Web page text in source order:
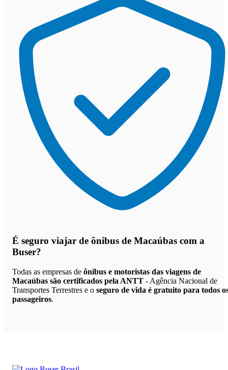
É seguro viajar de ônibus de Macaúbas com a
Buser?
Todas as empresas de ônibus e motoristas das viagens de
Macaúbas são certificados pela ANTT - Agência Nacional de
Transportes Terrestres e o seguro de vida é gratuito para todos
passageiros.